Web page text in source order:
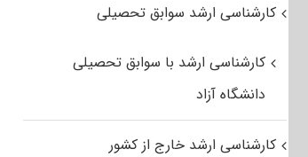
کارشناسی ارشد سوابق تحصیلی
کارشناسی ارشد با سوابق تحصیلی
دانشگاه آزاد
کارشناسی ارشد خارج از کشور